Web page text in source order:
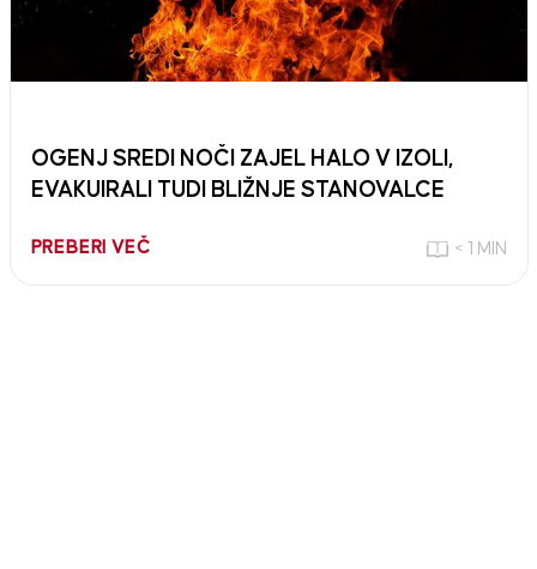
OGENJ SREDI NOČI ZAJEL HALO V IZOLI,
EVAKUIRALI TUDI BLIŽNJE STANOVALCE
PREBERI VEČ < 1 MIN